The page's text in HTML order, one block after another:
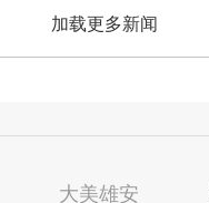
加载更多新闻
大美雄安